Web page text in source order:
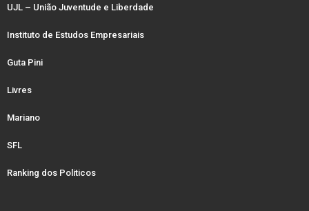
UJL – União Juventude e Liberdade
Instituto de Estudos Empresariais
Guta Pini
Livres
Mariano
SFL
Ranking dos Politicos